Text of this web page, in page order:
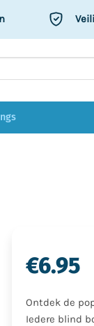
€6.95
Ontdek de
Iedere blind